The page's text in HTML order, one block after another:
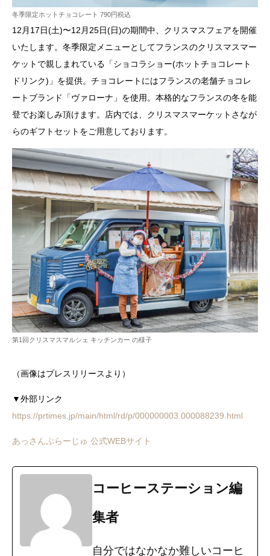
冬季限定ホットチョコレート 790円税込
12月17日(土)〜12月25日(日)の期間中、クリスマスフェアを開催
いたします。冬季限定メニューとしてフランスのクリスマスマー
ケットで親しまれている「ショコラショー(ホットチョコレート
ドリンク)」を提供。チョコレートにはフランスの老舗チョコレ
ートブランド「ヴァローナ」を使用。本格的なフランスの冬を能
登でお楽しみ頂けます。店内では、クリスマスマーケットさなが
らのギフトセットをご用意しております。
第1回クリスマスマルシェ キッチンカー の様子
（画像はプレスリリースより）
▼外部リンク
https://prtimes.jp/main/html/rd/p/000000003.000088239.html
あっさんぷらーじゅ 公式WEBサイト
コーヒーステーション編
集者
自分ではなかなか難しいコーヒ